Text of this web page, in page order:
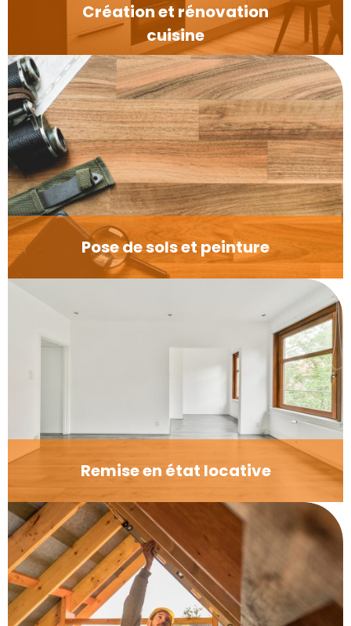
Création et rénovation
cuisine
Pose de sols et peinture
Remise en état locative